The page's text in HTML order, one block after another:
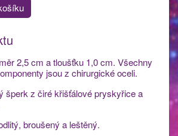
2,5 cm a tloušťku 1,0 cm. Všechny
jsou z chirurgické oceli.
šperk z čiré křišťálové pryskyřice a
broušený a leštěný.